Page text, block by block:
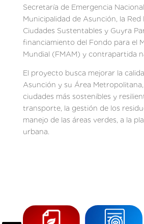
Secretaría de Emergencia
Municipalidad de Asunción, la Red
Ciudades Sustentables y Guyra
financiamiento del Fondo para el
Mundial (FMAM) y contrapartida
El proyecto busca mejorar la
Asunción y su Área
ciudades más sostenibles y
transporte, la gestión de los
manejo de las áreas verdes, a la
urbana.